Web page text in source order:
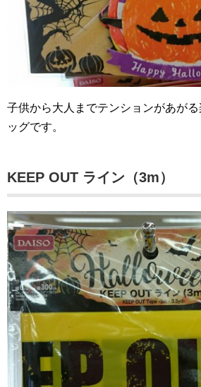
子供から大人までテンションがあが
ッグです。
KEEP OUT ライン（3m）